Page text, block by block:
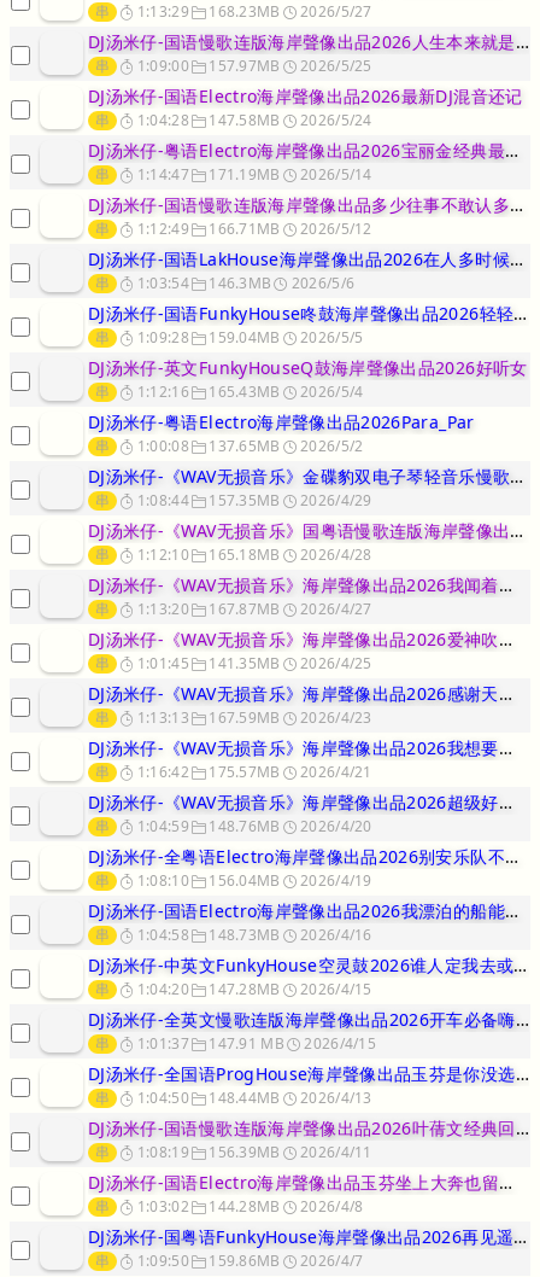
串 1:13:29 168.23MB 2026/5/27
DJ汤米仔-国语慢歌连版海岸聲像出品2026人生本来就是一出戏恩恩
串 1:09:00 157.97MB 2026/5/25
DJ汤米仔-国语Electro海岸聲像出品2026最新DJ混音还记
串 1:04:28 147.58MB 2026/5/24
DJ汤米仔-粤语Electro海岸聲像出品2026宝丽金经典最新D
串 1:14:47 171.19MB 2026/5/14
DJ汤米仔-国语慢歌连版海岸聲像出品多少往事不敢认多少伤口不敢疼串
串 1:12:49 166.71MB 2026/5/12
DJ汤米仔-国语LakHouse海岸聲像出品2026在人多时候最沉
串 1:03:54 146.3MB 2026/5/6
DJ汤米仔-国语FunkyHouse咚鼓海岸聲像出品2026轻轻挑
串 1:09:28 159.04MB 2026/5/5
DJ汤米仔-英文FunkyHouseQ鼓海岸聲像出品2026好听女
串 1:12:16 165.43MB 2026/5/4
DJ汤米仔-粤语Electro海岸聲像出品2026Para_Par
串 1:00:08 137.65MB 2026/5/2
DJ汤米仔-《WAV无损音乐》金碟豹双电子琴轻音乐慢歌连版海岸聲像
串 1:08:44 157.35MB 2026/4/29
DJ汤米仔-《WAV无损音乐》国粤语慢歌连版海岸聲像出品2026世
串 1:12:10 165.18MB 2026/4/28
DJ汤米仔-《WAV无损音乐》海岸聲像出品2026我闻着芬芳跋涉着
串 1:13:20 167.87MB 2026/4/27
DJ汤米仔-《WAV无损音乐》海岸聲像出品2026爱神吹起恋爱的台
串 1:01:45 141.35MB 2026/4/25
DJ汤米仔-《WAV无损音乐》海岸聲像出品2026感谢天感谢地让我
串 1:13:13 167.59MB 2026/4/23
DJ汤米仔-《WAV无损音乐》海岸聲像出品2026我想要一个自己的
串 1:16:42 175.57MB 2026/4/21
DJ汤米仔-《WAV无损音乐》海岸聲像出品2026超级好听的轻音乐
串 1:04:59 148.76MB 2026/4/20
DJ汤米仔-全粤语Electro海岸聲像出品2026别安乐队不再犹
串 1:08:10 156.04MB 2026/4/19
DJ汤米仔-国语Electro海岸聲像出品2026我漂泊的船能不能
串 1:04:58 148.73MB 2026/4/16
DJ汤米仔-中英文FunkyHouse空灵鼓2026谁人定我去或留
串 1:04:20 147.28MB 2026/4/15
DJ汤米仔-全英文慢歌连版海岸聲像出品2026开车必备嗨翻天节奏串
串 1:01:37 147.91 MB 2026/4/15
DJ汤米仔-全国语ProgHouse海岸聲像出品玉芬是你没选彪哥好
串 1:04:50 148.44MB 2026/4/13
DJ汤米仔-国语慢歌连版海岸聲像出品2026叶蒨文经典回忆专辑串烧
串 1:08:19 156.39MB 2026/4/11
DJ汤米仔-国语Electro海岸聲像出品玉芬坐上大奔也留不住让彪
串 1:03:02 144.28MB 2026/4/8
DJ汤米仔-国粤语FunkyHouse海岸聲像出品2026再见遥远
串 1:09:50 159.86MB 2026/4/7